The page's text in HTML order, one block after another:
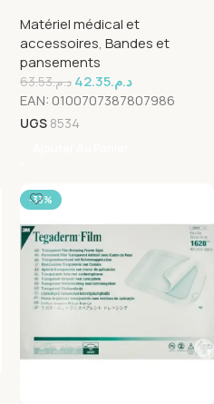
Matériel médical et
accessoires, Bandes et
pansements
د.م.63.53 د.م.42.35
EAN: 0100707387807986
UGS 8534
-33%